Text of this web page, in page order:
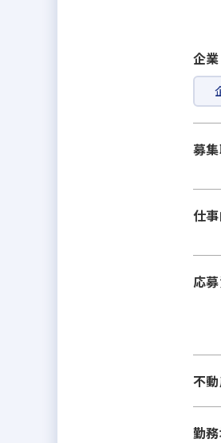
企
募
仕
応
不
勤